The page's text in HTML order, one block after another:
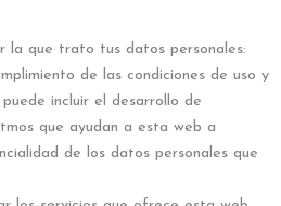
la que trato tus datos personales:
de las condiciones de uso y
incluir el desarrollo de
que ayudan a esta web a
de los datos personales que